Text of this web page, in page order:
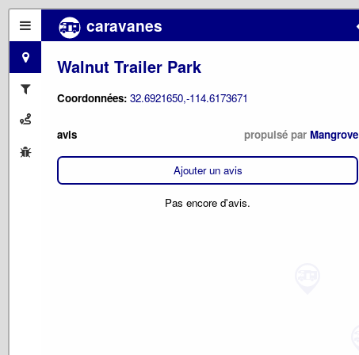
caravanes
Walnut Trailer Park
Coordonnées: 32.6921650,-114.6173671
avis propulsé par Mangrove
Ajouter un avis
Pas encore d'avis.